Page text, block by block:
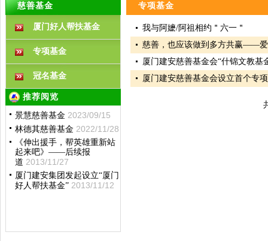
慈善基金
厦门好人帮扶基金
专项基金
冠名基金
推荐阅览
景慧慈善基金 2023/09/15
林德其慈善基金 2022/11/28
《伸出援手，帮英雄重新站
起来吧》——后续报
道 2013/11/27
厦门建安集团发起设立“厦门
好人帮扶基金” 2013/11/12
专项基金
我与阿嬷/阿祖相约＂六一＂
慈善，也应该做到多方共赢——爱
厦门建安慈善基金会“什锦文教基
厦门建安慈善基金会设立首个专